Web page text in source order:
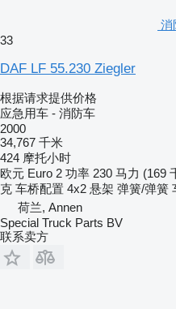
消
33
DAF LF 55.230 Ziegler
根据请求提供价格
应急用车 - 消防车
2000
34,767 千米
424 摩托小时
欧元 Euro 2 功率 230 马力 (169
克 车桥配置 4x2 悬架 弹簧/弹簧
荷兰, Annen
Special Truck Parts BV
联系卖方